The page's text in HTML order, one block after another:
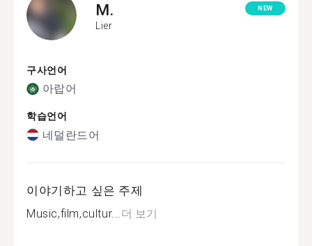
M.
Lier
NEW
구사언어
아랍어
학습언어
네덜란드어
이야기하고 싶은 주제
Music,film,cultur... 더 보기